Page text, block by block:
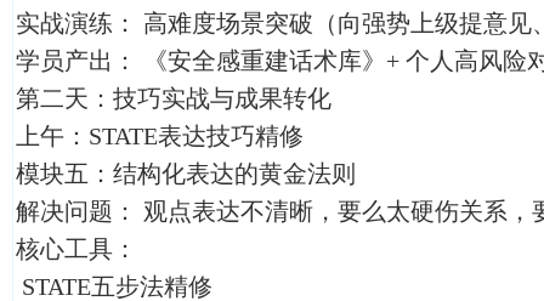
实战演练： 高难度场景突破（向强势上级提意见
学员产出： 《安全感重建话术库》+ 个人高风险
第二天：技巧实战与成果转化
上午：STATE表达技巧精修
模块五：结构化表达的黄金法则
解决问题： 观点表达不清晰，要么太硬伤关系，
核心工具：
STATE五步法精修